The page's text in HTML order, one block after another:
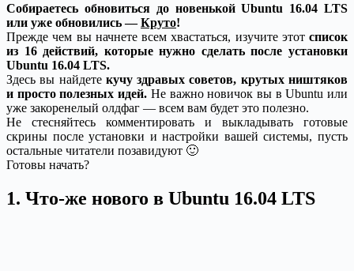
Собираетесь обновиться до новенькой Ubuntu 16.04 LTS
или уже обновились —Круто!
Прежде чем вы начнете всем хвастаться, изучите этот список
из 16 действий, которые нужно сделать после установки
Ubuntu 16.04 LTS.
Здесь вы найдете кучу здравых советов, крутых ништяков
и просто полезных идей. Не важно новичок вы в Ubuntu или
уже закоренелый олдфаг — всем вам будет это полезно.
Не стесняйтесь комментировать и выкладывать готовые
скрины после установки и настройки вашей системы, пусть
остальные читатели позавидуют 🙂
Готовы начать?
1. Что-же нового в Ubuntu 16.04 LTS